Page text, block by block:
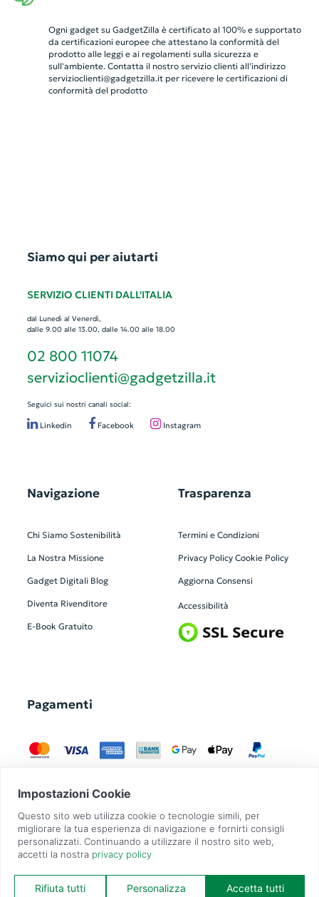
Ogni gadget su GadgetZilla è certificato al 100% e supportato
da certificazioni europee che attestano la conformità del
prodotto alle leggi e ai regolamenti sulla sicurezza e
sull'ambiente. Contatta il nostro servizio clienti all’indirizzo
servizioclienti@gadgetzilla.itper ricevere le certificazioni di
conformità del prodotto
Siamo qui per aiutarti
SERVIZIO CLIENTI DALL'ITALIA
dal Lunedì al Venerdì,
dalle 9.00 alle 13.00, dalle 14.00 alle 18.00
02 800 11074
servizioclienti@gadgetzilla.it
Seguici sui nostri canali social:
Linkedin Facebook Instagram
Navigazione
Chi Siamo Sostenibilità
La Nostra Missione
Gadget Digitali Blog
Diventa Rivenditore
E-Book Gratuito
Trasparenza
Termini e Condizioni
Privacy Policy Cookie Policy
Aggiorna Consensi
Accessibilità
Pagamenti
GadgetZilla è un Brand di Overbi S.r.l.| realizzato con Contit
| © 2026 Tutti
i diritti riservati | P.IVA: 09351560967